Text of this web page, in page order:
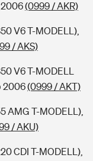
2006(0999 / AKR)
V6 T-MODELL),
/ AKS)
V6 T-MODELL
2006(0999 / AKT)
AMG T-MODELL),
/ AKU)
CDI T-MODELL),